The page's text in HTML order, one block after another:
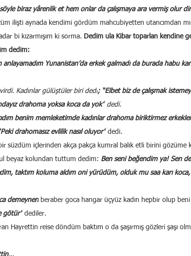
biraz yârenlik et hem onlar da çalışmaya ara vermiş olur
ilişti aynada kendimi gördüm mahcubiyetten utancımdan
bi kızarmışım ki sorma. Dedim ula Kibar toparlan kendine
dedim:
Yunanistan’da erkek galmadı da burada habu
Kadınlar gülüştüler biri dedi; “Elbet biz de çalışmak
drahoma yoksa koca da yok” dedi.
benim memleketimde kadınlar drahoma biriktirmez
drahomasız evlilik nasıl oluyor” dedi.
süzdüm içlerinden akça pakça kumral balık etli birini
beyaz kolundan tuttum dedim: Ben seni beğendim ya! Sen
taktım koluma aldım oni yürüdüm, olduk mu saa karı koca,
demeynen beraber goca hangar üçyüz kadın hepbir olup beni
götür” dediler.
Hayrettin reise döndüm baktım o da şaşırmış gözleri şaşı